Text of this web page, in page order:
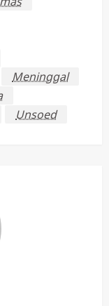
Meninggal
Unsoed